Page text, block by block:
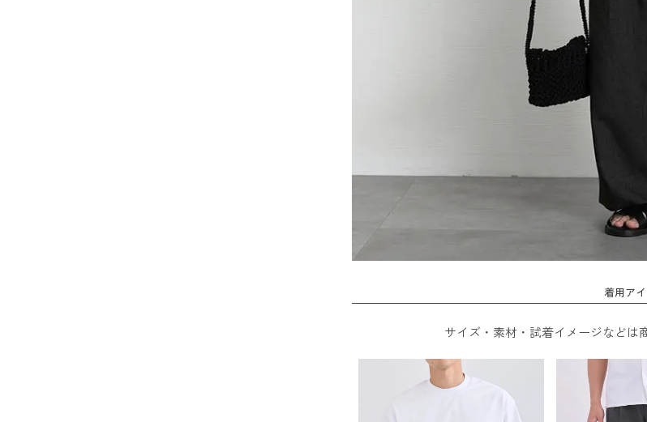
着用ア
サイズ・素材・試着イメージなどは